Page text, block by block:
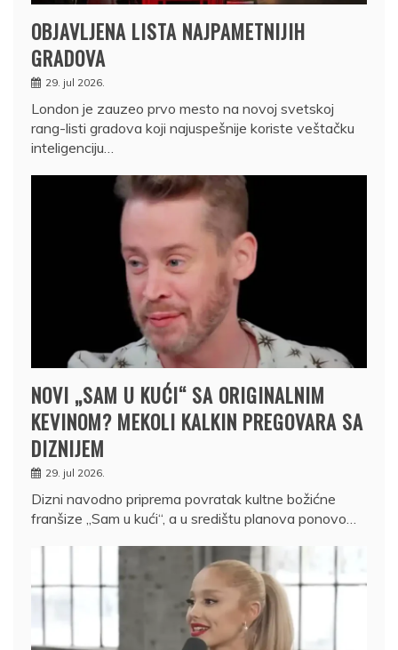
OBJAVLJENA LISTA NAJPAMETNIJIH
GRADOVA
29. jul 2026.
London je zauzeo prvo mesto na novoj svetskoj
rang-listi gradova koji najuspešnije koriste veštačku
inteligenciju…
NOVI „SAM U KUĆI“ SA ORIGINALNIM
KEVINOM? MEKOLI KALKIN PREGOVARA SA
DIZNIJEM
29. jul 2026.
Dizni navodno priprema povratak kultne božićne
franšize „Sam u kući“, a u središtu planova ponovo…